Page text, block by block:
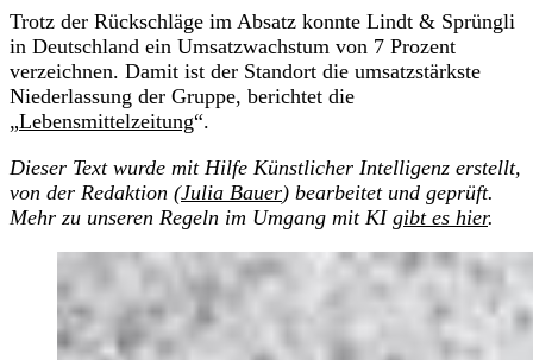
Trotz der Rückschläge im Absatz konnte Lindt & Sprüngli
in Deutschland ein Umsatzwachstum von 7 Prozent
verzeichnen. Damit ist der Standort die umsatzstärkste
Niederlassung der Gruppe, berichtet die
„Lebensmittelzeitung“.
Dieser Text wurde mit Hilfe Künstlicher Intelligenz erstellt,
von der Redaktion (Julia Bauer) bearbeitet und geprüft.
Mehr zu unseren Regeln im Umgang mit KI gibt es hier.